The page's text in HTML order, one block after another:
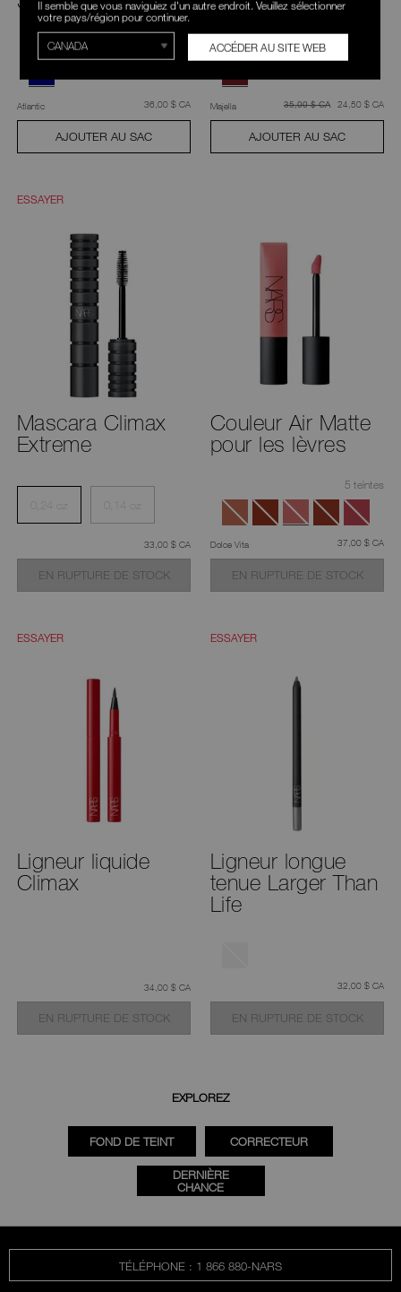
Atlantic était
36,00 $ CA
AJOUTER AU SAC
Majella était
35,00 $ CA était
24,50 $ CA
AJOUTER AU SAC
ESSAYER
Mascara Climax
Extreme
0,24 oz 0,14 oz
était
33,00 $ CA
EN RUPTURE DE STOCK
Couleur Air Matte
pour les lèvres
5 teintes
Dolce Vita était
37,00 $ CA
EN RUPTURE DE STOCK
ESSAYER
Ligneur liquide
Climax
était
34,00 $ CA
EN RUPTURE DE STOCK
ESSAYER
Ligneur longue
tenue Larger Than
Life
était
32,00 $ CA
EN RUPTURE DE STOCK
EXPLOREZ
FOND DE TEINT CORRECTEUR
DERNIÈRE
CHANCE
TÉLÉPHONE : 1 866 880-NARS
Il semble que vous naviguiez d'un autre endroit. Veuillez sélectionner
votre pays/région pour continuer.
ACCÉDER AU SITE WEB